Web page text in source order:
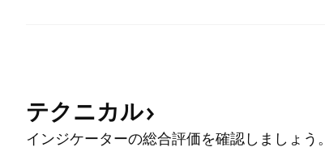
テクニカル
インジケーターの総合評価を確認しましょう。